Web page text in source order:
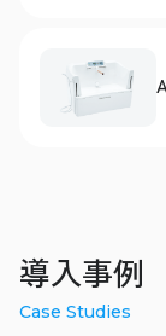
導入事例
Case Studies